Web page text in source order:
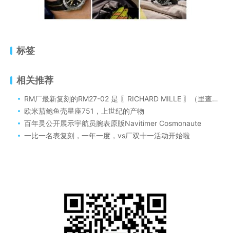
标签
相关推荐
RM厂最新复刻的RM27-02 是 〖RICHARD MILLE 〗（里查德米尔）运动型陀飞轮腕表如何
欧米茄鲍鱼壳星座751，上世纪的产物
百年灵公开展示宇航员腕表原版Navitimer Cosmonaute
一比一名表复刻，一年一度，vs厂双十一活动开始啦